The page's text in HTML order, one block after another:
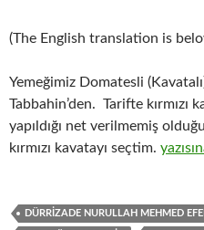
(The English translation is
Yemeğimiz Domatesli
Tabbahin’den. Tarifte kırmızı
yapıldığı net verilmemiş
kırmızı kavatayı seçtim.
DÜRRIZADE NURULLAH MEHMED